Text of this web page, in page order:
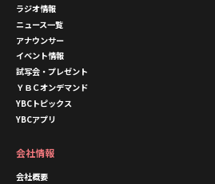
ラジオ情報
ニュース一覧
アナウンサー
イベント情報
試写会・プレゼント
ＹＢＣオンデマンド
YBCトピックス
YBCアプリ
会社情報
会社概要